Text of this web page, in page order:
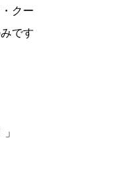
クー
です